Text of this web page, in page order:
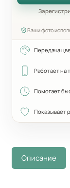
Ваши фото
Передача
Работает на
Помогает
Показывает
Описание